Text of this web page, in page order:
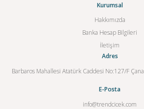
Kurumsal
Hakkımızda
Banka Hesap Bilgileri
İletişim
Adres
Barbaros Mahallesi Atatürk Caddesi No:127/F
E-Posta
info@trendcicek.com